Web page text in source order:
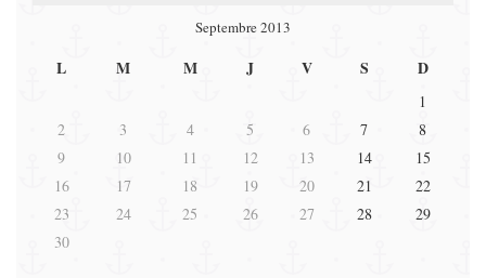
Septembre 2013
L M M J V S D
1
2
3 4 5 6 7
8
9
10 11 12 13 14
15
16
17 18 19 20 21
22
23
24 25 26 27 28
29
30